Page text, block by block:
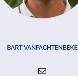
BART VANPACHTENBEKE